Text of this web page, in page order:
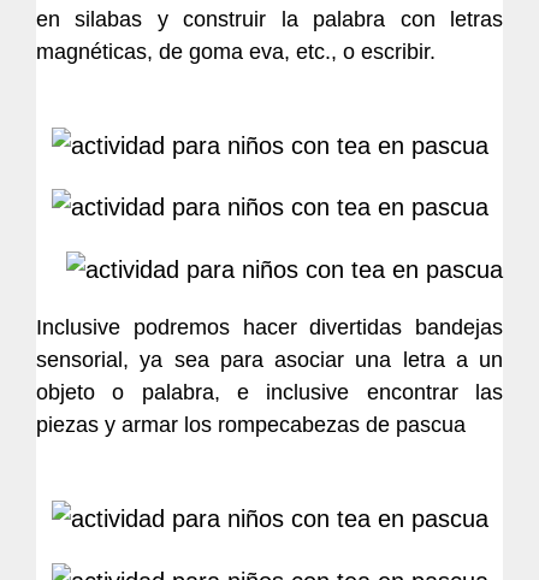
en silabas y construir la palabra con letras
magnéticas, de goma eva, etc., o escribir.
Inclusive podremos hacer divertidas bandejas
sensorial, ya sea para asociar una letra a un
objeto o palabra, e inclusive encontrar las
piezas y armar los rompecabezas de pascua